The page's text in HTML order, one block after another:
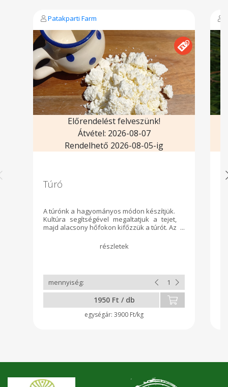
Patakparti Farm
Előrendelést felveszünk!
Átvétel: 2026-08-07
Rendelhető 2026-08-05-ig
Túró
A túrónk a hagyományos módon készítjük.
Kultúra segítségével megaltatjuk a tejet,
majd alacsony hőfokon kifőzzük a túrót. Az
mossuk ki a savót a túróból.
1950 Ft / db
3900 Ft/kg